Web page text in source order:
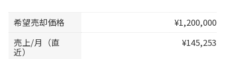
希望売却価格
¥1,200,000
売上/月（直
近）
¥145,253